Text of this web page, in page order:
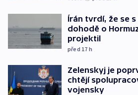
Írán tvrdí, že se s
dohodě o
projektil
před 17 h
Zelenskyj je
chtějí
vojensky